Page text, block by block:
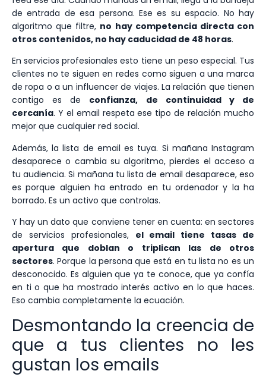
de entrada de esa persona. Ese es su espacio. No hay
algoritmo que filtre, no hay competencia directa con
otros contenidos, no hay caducidad de 48 horas.
En servicios profesionales esto tiene un peso especial. Tus
clientes no te siguen en redes como siguen a una marca
de ropa o a un influencer de viajes. La relación que tienen
contigo es de confianza, de continuidad y de
cercanía. Y el email respeta ese tipo de relación mucho
mejor que cualquier red social.
Además, la lista de email es tuya. Si mañana Instagram
desaparece o cambia su algoritmo, pierdes el acceso a
tu audiencia. Si mañana tu lista de email desaparece, eso
es porque alguien ha entrado en tu ordenador y la ha
borrado. Es un activo que controlas.
Y hay un dato que conviene tener en cuenta: en sectores
de servicios profesionales, el email tiene tasas de
apertura que doblan o triplican las de otros
sectores. Porque la persona que está en tu lista no es un
desconocido. Es alguien que ya te conoce, que ya confía
en ti o que ha mostrado interés activo en lo que haces.
Eso cambia completamente la ecuación.
Desmontando la creencia de
que a tus clientes no les
gustan los emails